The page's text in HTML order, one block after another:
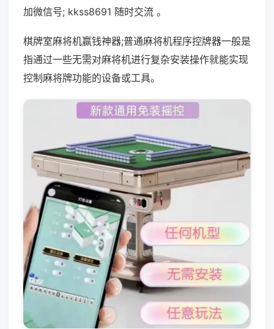
加微信号; kkss8691 随时交流 。
棋牌室麻将机赢钱神器;普通麻将机程序控牌器一般是
指通过一些无需对麻将机进行复杂安装操作就能实现
控制麻将牌功能的设备或工具。